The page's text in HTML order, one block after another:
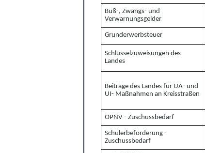
Buß-, Zwangs- und
Verwarnungsgelder
Grunderwerbsteuer
Schlüsselzuweisungen des
Landes
Beiträge des Landes für UA- und
UI- Maßnahmen an Kreisstraßen
ÖPNV - Zuschussbedarf
Schülerbeförderung -
Zuschussbedarf